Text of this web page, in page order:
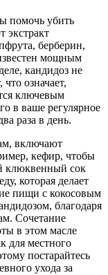
помочь убить
экстракт
берберин,
мощным
кандидоз не
означает,
ключевым
в ваше регулярное
раза в день.
включают
кефир, чтобы
клюквенный сок
которая делает
пищи с кокосовым
благодаря
Сочетание
в этом масле
для местного
постарайтесь
ухода за